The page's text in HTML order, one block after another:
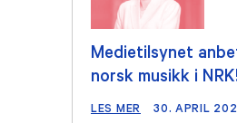
Medietilsynet
norsk musikk i
LES MER 30. APRIL